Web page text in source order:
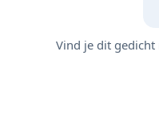
Vind je dit gedicht